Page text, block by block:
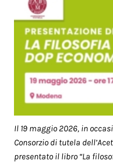
Il 19 maggio 2026, in
Consorzio di tutela
presentato il libro “La